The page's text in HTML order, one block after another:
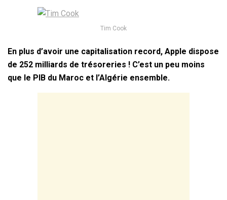
Tim Cook
En plus d’avoir une capitalisation record, Apple dispose
de 252 milliards de trésoreries ! C’est un peu moins
que le PIB du Maroc et l’Algérie ensemble.